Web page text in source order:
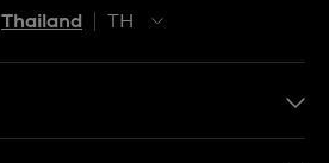
Thailand
TH